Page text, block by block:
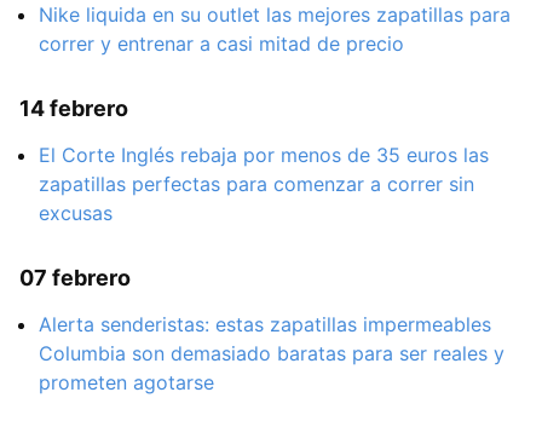
Nike liquida en su outlet las mejores zapatillas para
correr y entrenar a casi mitad de precio
14 febrero
El Corte Inglés rebaja por menos de 35 euros las
zapatillas perfectas para comenzar a correr sin
excusas
07 febrero
Alerta senderistas: estas zapatillas impermeables
Columbia son demasiado baratas para ser reales y
prometen agotarse